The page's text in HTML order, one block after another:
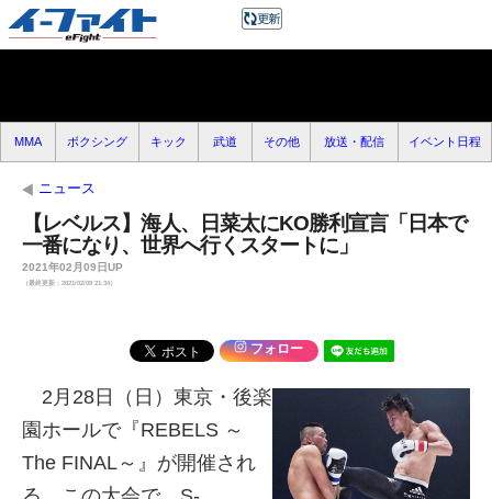
MMA ボクシング キック 武道 その他 放送・配信 イベント日程
ニュース
【レベルス】海人、日菜太にKO勝利宣言「日本で
一番になり、世界へ行くスタートに」
2021年02月09日UP
（最終更新：2021/02/09 21:34）
フォロー
2月28日（日）東京・後楽
園ホールで『REBELS ～
The FINAL～』が開催され